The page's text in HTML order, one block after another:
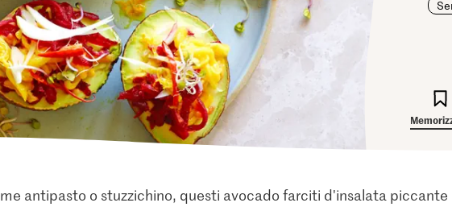
antipasto o stuzzichino, questi avocado farciti d'insalata